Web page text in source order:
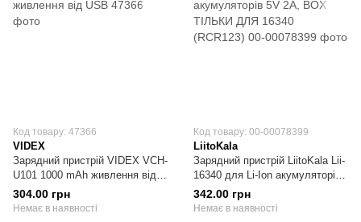
Код товару: 47366
VIDEX
Зарядний пристрій VIDEX VCH-
U101 1000 mAh живлення від
USB
304.00 грн
Немає в наявності
Код товару: 00-00078399
LiitoKala
Зарядний пристрій LiitoKala Lii-
16340 для Li-Ion акумуляторів
5V 2A, BOX ТІЛЬКИ ДЛЯ
16340 (RCR123)
342.00 грн
Немає в наявності